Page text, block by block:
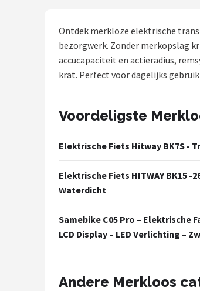
Kinderfietsen
Stadsfietsen
POPULAIRE MERKEN
Ontdek merkloze elektrische
bezorgwerk. Zonder merkopslag
accucapaciteit en actieradius,
krat. Perfect voor dagelijks
Voordeligste
Elektrische Fiets Hitway BK7S -
Elektrische Fiets HITWAY BK15
Waterdicht
Samebike C05 Pro – Elektrische
LCD Display – LED Verlichting –
Andere Merkloos